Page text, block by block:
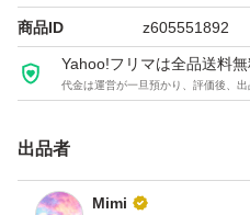
商品ID z605551892
Yahoo!フリマは全品送料
代金は運営が一旦預かり、評価後、
出品者
Mimi